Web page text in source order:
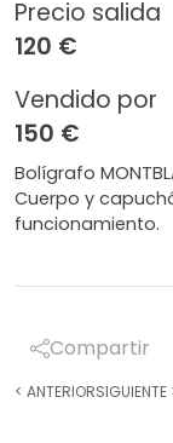
Precio salida
120 €
Vendido por
150 €
Bolígrafo
Cuerpo y
funcionamiento.
Compartir
< ANTERIORSIGUIENTE